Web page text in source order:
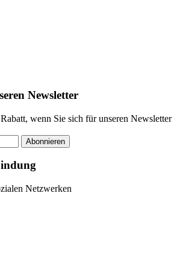
Newsletter
wenn Sie sich für unseren Newsletter
Abonnieren
Netzwerken